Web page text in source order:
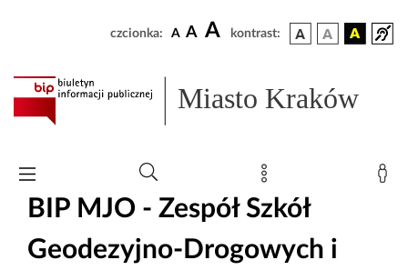
czcionka: A A A kontrast:
Miasto Kraków
BIP MJO - Zespół Szkół
Geodezyjno-Drogowych i